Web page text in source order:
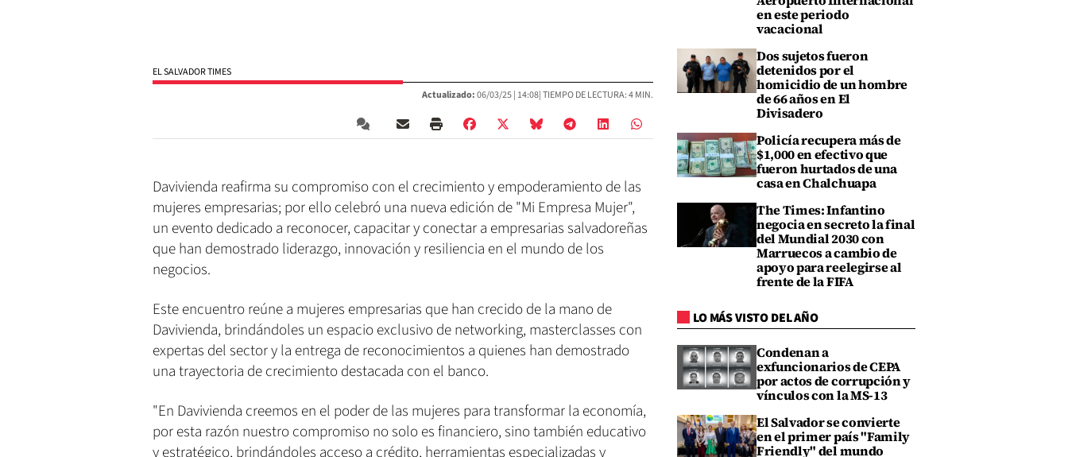
EL SALVADOR TIMES
Actualizado:06/03/25 | 14:08| TIEMPO DE LECTURA: 4 MIN.
Davivienda reafirma su compromiso con el crecimiento y empoderamiento de las
mujeres empresarias; por ello celebró una nueva edición de "Mi Empresa Mujer",
un evento dedicado a reconocer, capacitar y conectar a empresarias salvadoreñas
que han demostrado liderazgo, innovación y resiliencia en el mundo de los
negocios.
Este encuentro reúne a mujeres empresarias que han crecido de la mano de
Davivienda, brindándoles un espacio exclusivo de networking, masterclasses con
expertas del sector y la entrega de reconocimientos a quienes han demostrado
una trayectoria de crecimiento destacada con el banco.
"En Davivienda creemos en el poder de las mujeres para transformar la economía,
por esta razón nuestro compromiso no solo es financiero, sino también educativo
en este periodo
vacacional
Dos sujetos fueron
detenidos por el
homicidio de un hombre
de 66 años en El
Divisadero
Policía recupera más de
$1,000 en efectivo que
fueron hurtados de una
casa en Chalchuapa
The Times: Infantino
negocia en secreto la final
del Mundial 2030 con
Marruecos a cambio de
apoyo para reelegirse al
frente de la FIFA
LO MÁS VISTO DEL AÑO
Condenan a
exfuncionarios de CEPA
por actos de corrupción y
vínculos con la MS-13
El Salvador se convierte
en el primer país "Family
Friendly" del mundo